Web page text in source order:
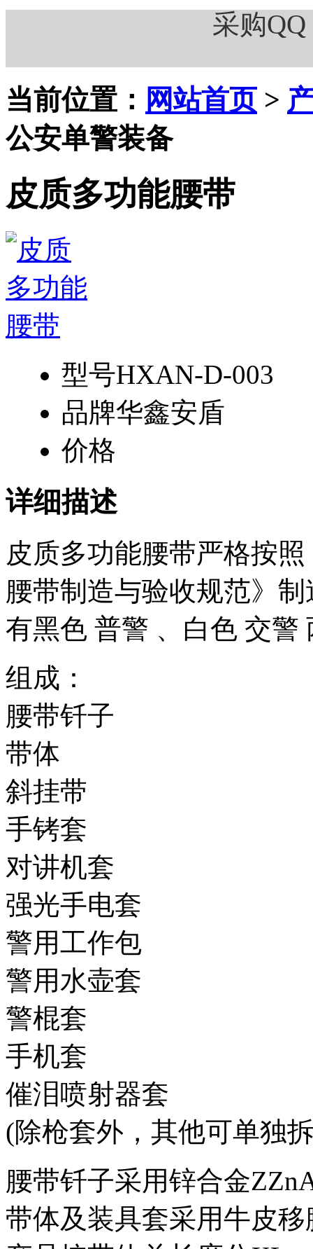
采购QQ
当前位置： 网站首页>
公安单警装备
皮质多功能腰带
型号HXAN-D-003
品牌华鑫安盾
价格
详细描述
皮质多功能腰带严格按
腰带制造与验收规范》
有黑色 普警 、白色 交警
组成：
腰带钎子
带体
斜挂带
手铐套
对讲机套
强光手电套
警用工作包
警用水壶套
警棍套
手机套
催泪喷射器套
(除枪套外，其他可单独
腰带钎子采用锌合金
带体及装具套采用牛皮